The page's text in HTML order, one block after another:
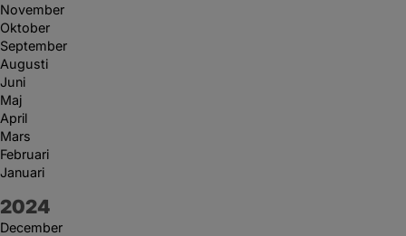
November
Oktober
September
Augusti
Juni
Maj
April
Mars
Februari
Januari
År:
2024
December